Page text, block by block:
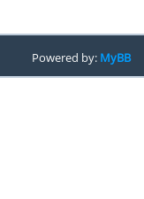
Powered by: MyBB